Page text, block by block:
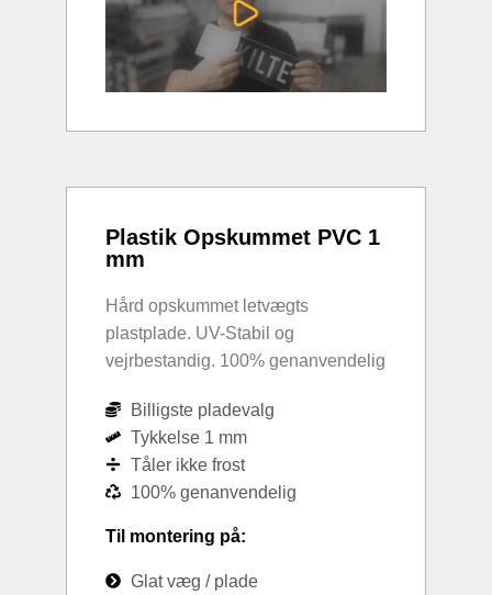
Plastik Opskummet PVC 1
mm
Hård opskummet letvægts
plastplade. UV-Stabil og
vejrbestandig. 100% genanvendelig
Billigste pladevalg
Tykkelse 1 mm
Tåler ikke frost
100% genanvendelig
Til montering på:
Glat væg / plade